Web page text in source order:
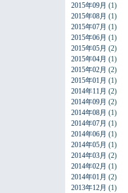
2015年09月 (1)
2015年08月 (1)
2015年07月 (1)
2015年06月 (1)
2015年05月 (2)
2015年04月 (1)
2015年02月 (2)
2015年01月 (1)
2014年11月 (2)
2014年09月 (2)
2014年08月 (1)
2014年07月 (1)
2014年06月 (1)
2014年05月 (1)
2014年03月 (2)
2014年02月 (1)
2014年01月 (2)
2013年12月 (1)